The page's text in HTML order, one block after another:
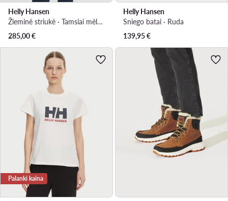
Helly Hansen
Žieminė striukė · Tamsiai mėlyna
285,00€
Helly Hansen
Sniego batai · Ruda
139,95€
Palanki kaina